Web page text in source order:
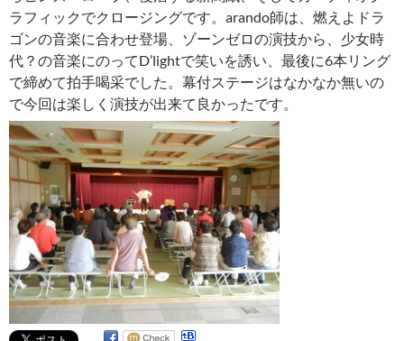
ラフィックでクロージングです。arando師は、燃えよドラ
ゴンの音楽に合わせ登場、ゾーンゼロの演技から、少女時
代？の音楽にのってD’lightで笑いを誘い、最後に6本リング
で締めて拍手喝采でした。幕付ステージはなかなか無いの
で今回は楽しく演技が出来て良かったです。